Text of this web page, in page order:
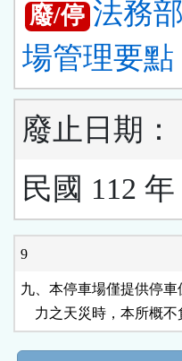
廢/停 法務
場管理要點
廢止日期：
民國 112 年
9
九、本停車場僅提供停
力之天災時，本所概不